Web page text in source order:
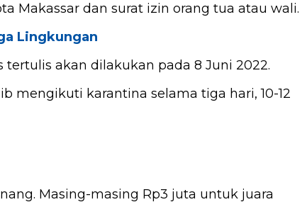
Makassar dan surat izin orang tua atau wali.
Lingkungan
akan dilakukan pada 8 Juni 2022.
mengikuti karantina selama tiga hari, 10-12
Masing-masing Rp3 juta untuk juara